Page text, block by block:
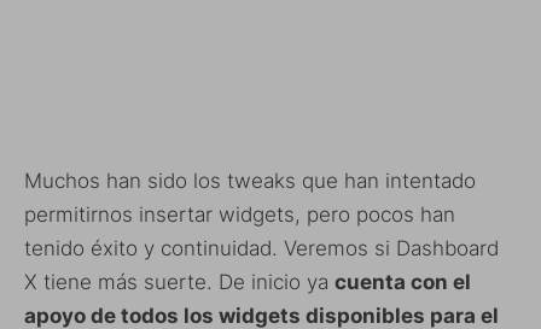
Muchos han sido los tweaks que han intentado
permitirnos insertar widgets, pero pocos han
tenido éxito y continuidad. Veremos si Dashboard
X tiene más suerte. De inicio ya cuenta con el
apoyo de todos los widgets disponibles para el